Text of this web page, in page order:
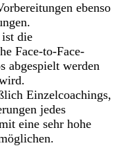
ebenso
die
Face-to-Face-
abgespielt werden
Einzelcoachings,
jedes
eine sehr hohe